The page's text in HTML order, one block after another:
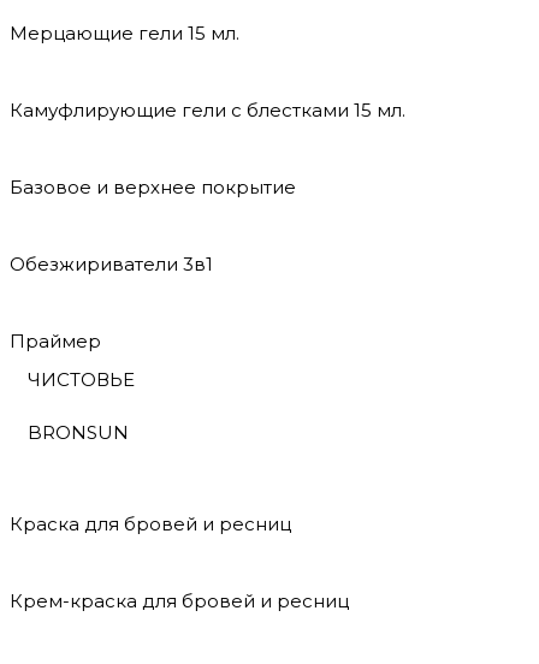
Мерцающие гели 15 мл.
Камуфлирующие гели с блестками 15 мл.
Базовое и верхнее покрытие
Обезжириватели 3в1
Праймер
ЧИСТОВЬЕ
BRONSUN
Краска для бровей и ресниц
Крем-краска для бровей и ресниц